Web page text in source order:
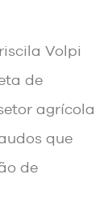
Volpi
de
agrícola
que
de